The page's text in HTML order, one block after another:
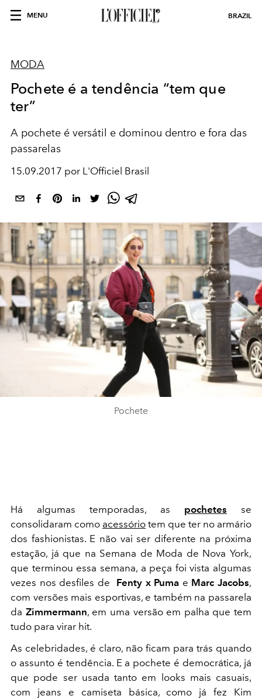
MENU BRAZIL
MODA
Pochete é a tendência “tem que
ter”
A pochete é versátil e dominou dentro e fora das
passarelas
15.09.2017 por L'Officiel Brasil
Pochete
Há algumas temporadas, as pochetes se
consolidaram como acessório tem que ter no armário
dos fashionistas. E não vai ser diferente na próxima
estação, já que na Semana de Moda de Nova York,
que terminou essa semana, a peça foi vista algumas
vezes nos desfiles de Fenty x Puma e Marc Jacobs,
com versões mais esportivas, e também na passarela
da Zimmermann, em uma versão em palha que tem
tudo para virar hit.
As celebridades, é claro, não ficam para trás quando
o assunto é tendência. E a pochete é democrática, já
que pode ser usada tanto em looks mais casuais,
com jeans e camiseta básica, como já fez Kim